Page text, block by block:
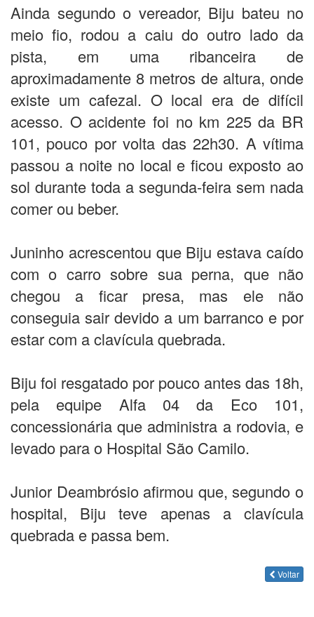
Ainda segundo o vereador, Biju bateu no
meio fio, rodou a caiu do outro lado da
pista, em uma ribanceira de
aproximadamente 8 metros de altura, onde
existe um cafezal. O local era de difícil
acesso. O acidente foi no km 225 da BR
101, pouco por volta das 22h30. A vítima
passou a noite no local e ficou exposto ao
sol durante toda a segunda-feira sem nada
comer ou beber.
Juninho acrescentou que Biju estava caído
com o carro sobre sua perna, que não
chegou a ficar presa, mas ele não
conseguia sair devido a um barranco e por
estar com a clavícula quebrada.
Biju foi resgatado por pouco antes das 18h,
pela equipe Alfa 04 da Eco 101,
concessionária que administra a rodovia, e
levado para o Hospital São Camilo.
Junior Deambrósio afirmou que, segundo o
hospital, Biju teve apenas a clavícula
quebrada e passa bem.
Voltar